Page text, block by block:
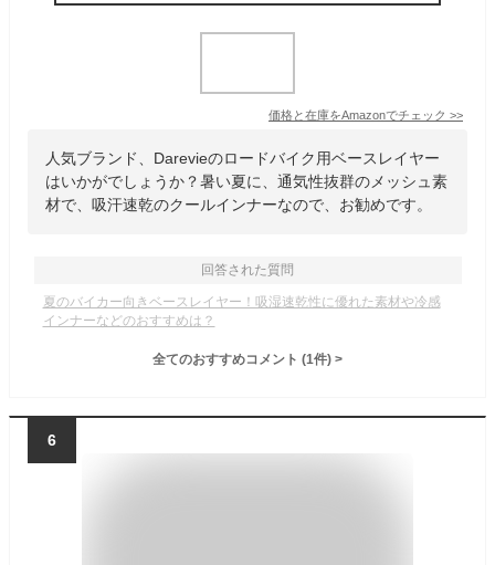
価格と在庫をAmazonでチェック >>
人気ブランド、Darevieのロードバイク用ベースレイヤー
はいかがでしょうか？暑い夏に、通気性抜群のメッシュ素
材で、吸汗速乾のクールインナーなので、お勧めです。
回答された質問
夏のバイカー向きベースレイヤー！吸湿速乾性に優れた素材や冷感
インナーなどのおすすめは？
全てのおすすめコメント (1件) >
6